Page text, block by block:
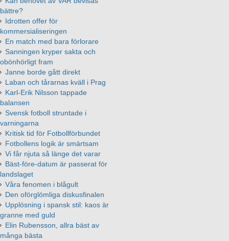
bättre?
Idrotten offer för
kommersialiseringen
En match med bara förlorare
Sanningen kryper sakta och
obönhörligt fram
Janne borde gått direkt
Laban och tårarnas kväll i Prag
Karl-Erik Nilsson tappade
balansen
Svensk fotboll struntade i
varningarna
Kritisk tid för Fotbollförbundet
Fotbollens logik är smärtsam
Vi får njuta så länge det varar
Bäst-före-datum är passerat för
landslaget
Våra fenomen i blågult
Den oförglömliga diskusfinalen
Upplösning i spansk stil: kaos är
granne med guld
Elin Rubensson, allra bäst av
många bästa